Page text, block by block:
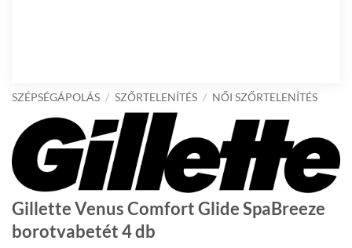
SZÉPSÉGÁPOLÁS / SZŐRTELENÍTÉS / NŐI SZŐRTELENÍTÉS
Gillette Venus Comfort Glide SpaBreeze
borotvabetét 4 db